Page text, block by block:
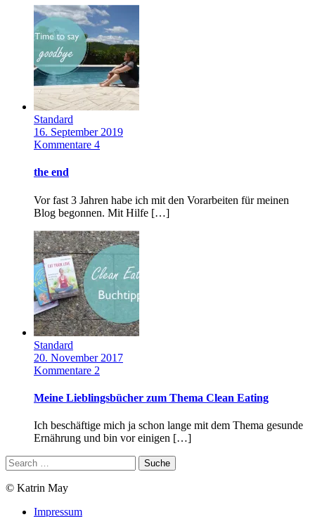
Standard
16. September 2019
Kommentare 4
the end
Vor fast 3 Jahren habe ich mit den Vorarbeiten für meinen
Blog begonnen. Mit Hilfe […]
Standard
20. November 2017
Kommentare 2
Meine Lieblingsbücher zum Thema Clean Eating
Ich beschäftige mich ja schon lange mit dem Thema gesunde
Ernährung und bin vor einigen […]
© Katrin May
Impressum